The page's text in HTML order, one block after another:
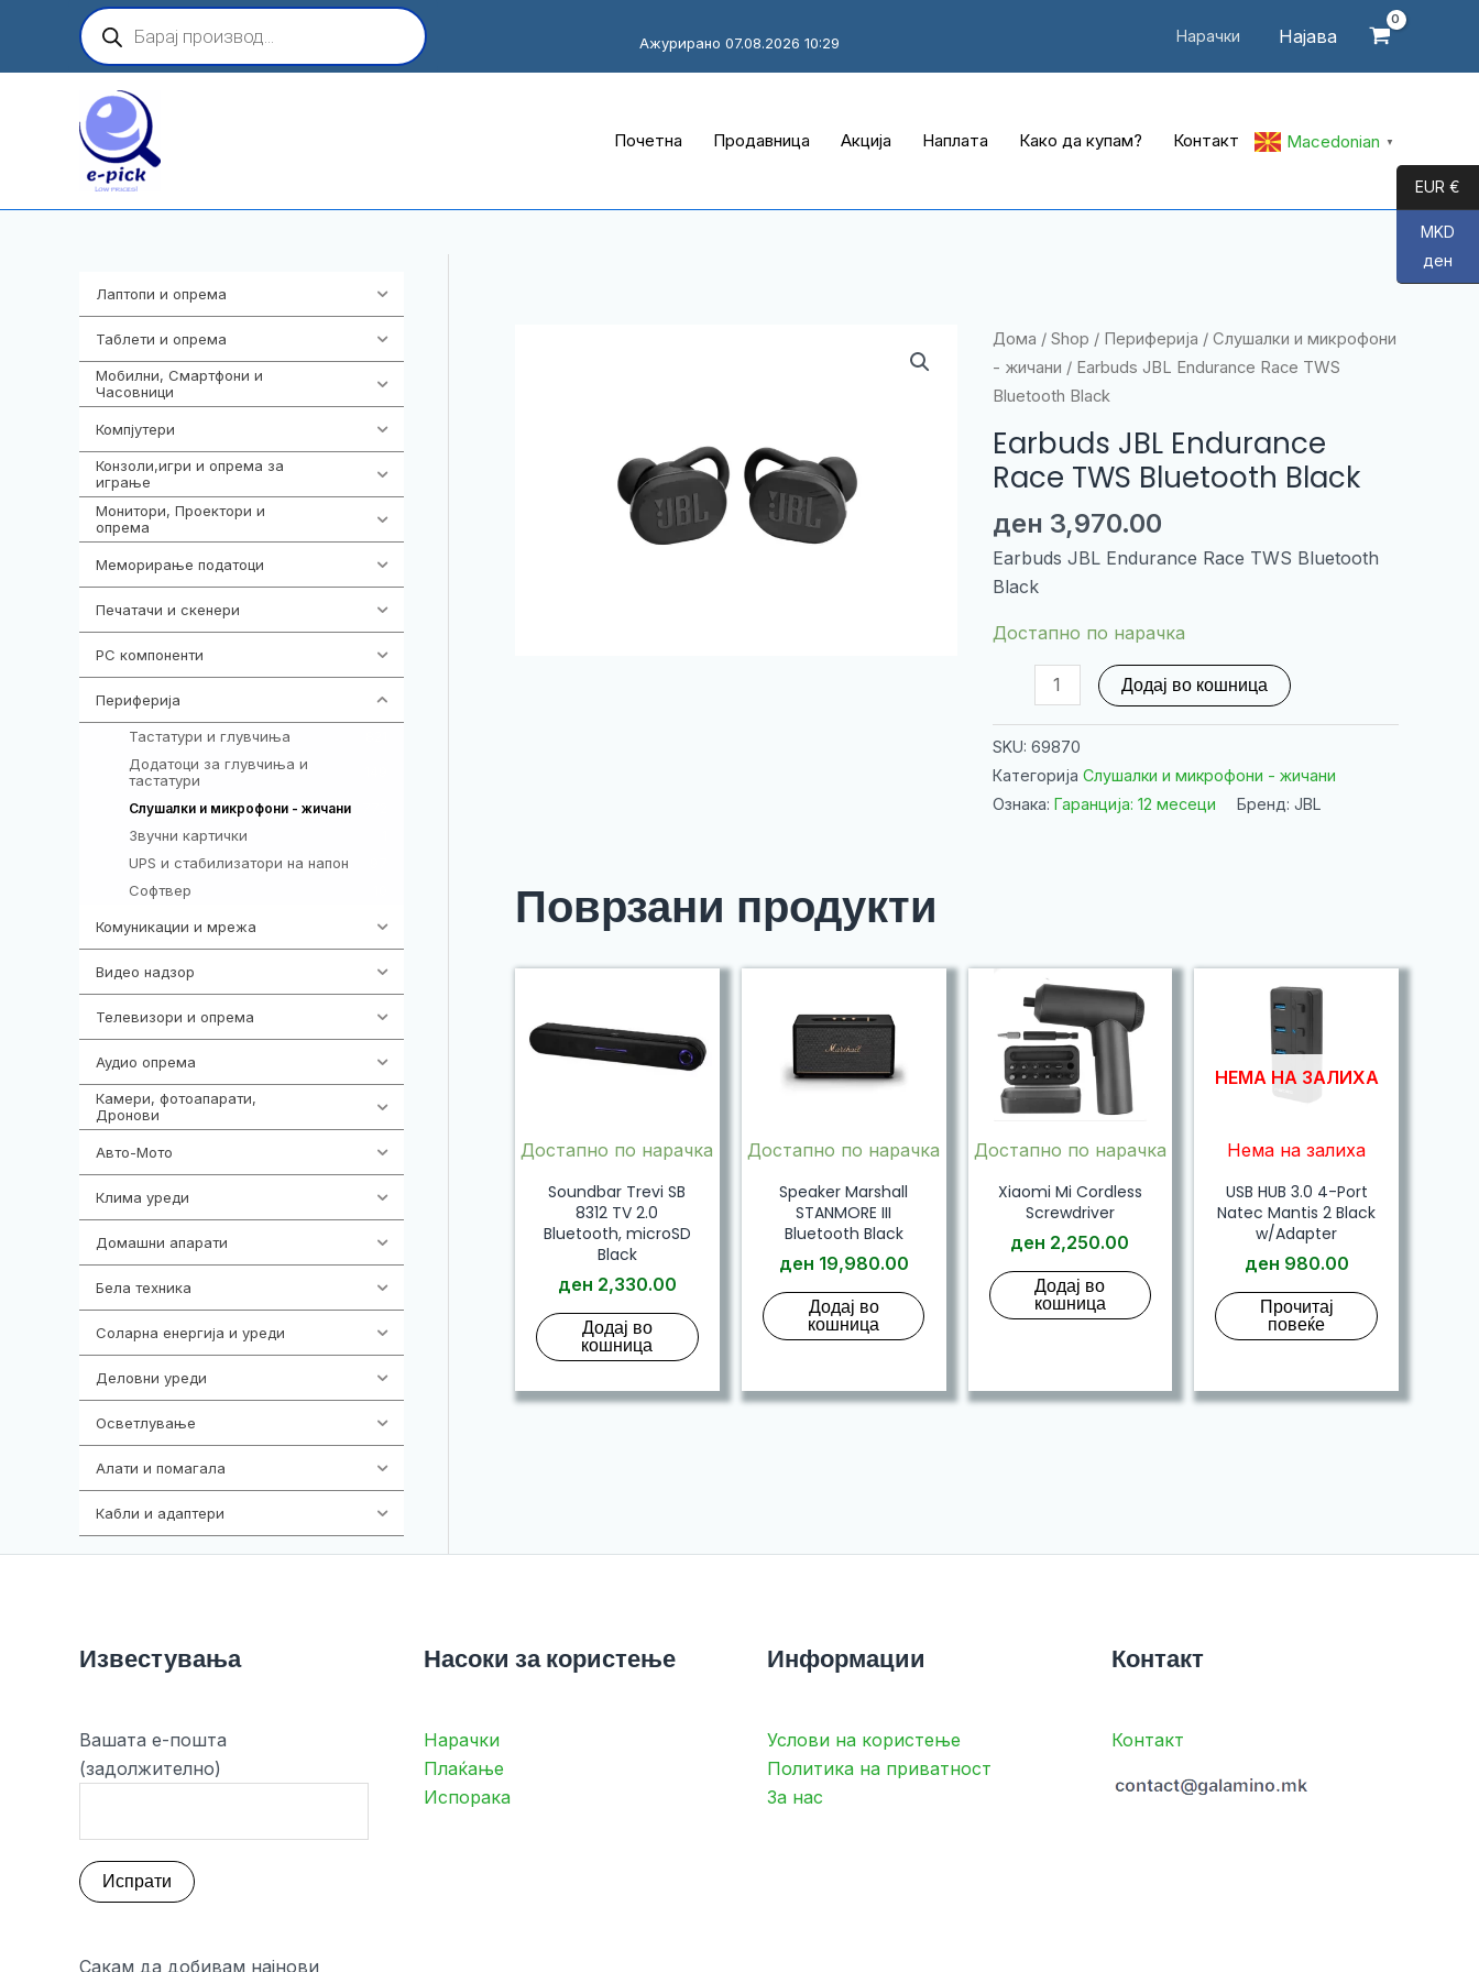
content
Products
search
Нарачки Најава
Ажурирано 07.08.2026 10:29
Почетна Продавница Акција Наплата Како да купам? Контакт Macedonian ▼
Лаптопи и опрема
Таблети и опрема
Мобилни, Смартфони и
Часовници
Компјутери
Конзоли,игри и опрема за
играње
Монитори, Проектори и
опрема
Меморирање податоци
Печатачи и скенери
PC компоненти
Периферија
Тастатури и глувчиња
Додатоци за глувчиња и
тастатури
Слушалки и микрофони - жичани
Звучни картички
UPS и стабилизатори на напон
Софтвер
Комуникации и мрежа
Видео надзор
Телевизори и опрема
Аудио опрема
Камери, фотоапарати,
Дронови
Авто-Мото
Клима уреди
Домашни апарати
Бела техника
Соларна енергија и уреди
Деловни уреди
Осветлување
Алати и помагала
Кабли и адаптери
Дома / Shop / Периферија / Слушалки и микрофони
- жичани / Earbuds JBL Endurance Race TWS
Bluetooth Black
Earbuds JBL Endurance
Race TWS Bluetooth Black
ден 3,970.00
Earbuds JBL Endurance Race TWS Bluetooth
Black
Достапно по нарачка
Earbuds
Bluetooth
Додај во кошница
SKU: 69870
Категорија Слушалки и микрофони - жичани
Ознака: Гаранција: 12 месеци Бренд: JBL
Поврзани продукти
Достапно по нарачка
Soundbar Trevi SB
8312 TV 2.0
Bluetooth, microSD
Black
ден 2,330.00
Додај во
кошница
Достапно по нарачка
Speaker Marshall
STANMORE III
Bluetooth Black
ден 19,980.00
Додај во
кошница
Достапно по нарачка
Xiaomi Mi Cordless
Screwdriver
ден 2,250.00
Додај во
кошница
НЕМА НА ЗАЛИХА
Нема на залиха
USB HUB 3.0 4-Port
Natec Mantis 2 Black
w/Adapter
ден 980.00
Прочитај
повеќе
Известувања
Вашата е-пошта
(задолжително)
Сакам да добивам најнови
Насоки за користење
Нарачки
Плаќање
Испорака
Информации
Услови на користење
Политика на приватност
За нас
Контакт
Контакт
EUR €
MKD
ден